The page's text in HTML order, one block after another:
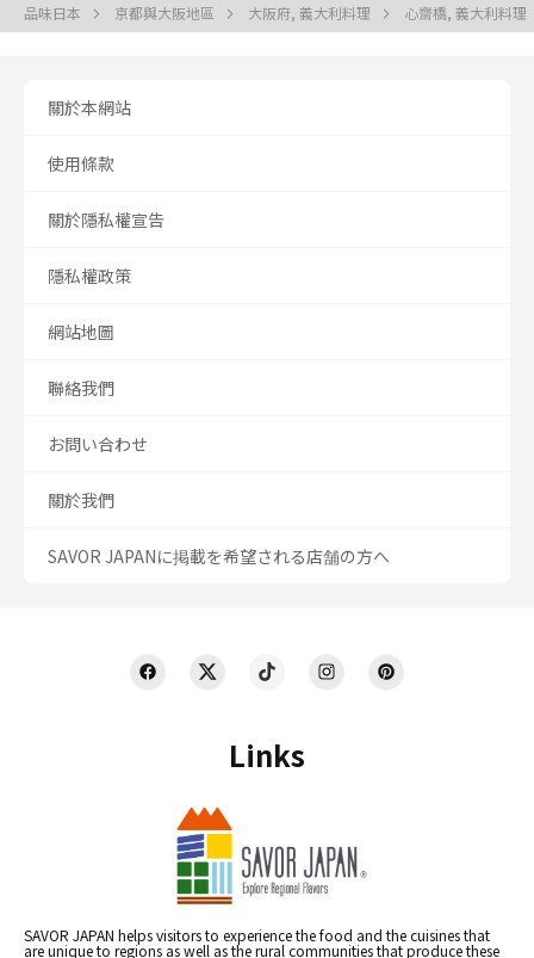
品味日本 京都與大阪地區 大阪府, 義大利料理 心齋橋, 義大利料理
Links
SAVOR JAPAN helps visitors to experience the food and the cuisines that
are unique to regions as well as the rural communities that produce these
關於本網站
使用條款
關於隱私權宣告
隱私權政策
網站地圖
聯絡我們
お問い合わせ
關於我們
SAVOR JAPANに掲載を希望される店舗の方へ